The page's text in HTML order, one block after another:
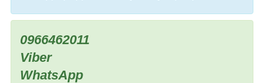
0966462011
Viber
WhatsApp